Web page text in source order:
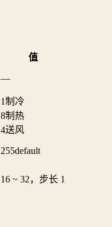
值
—
1制冷
8制热
4送风
255default
16 ~ 32，步长 1